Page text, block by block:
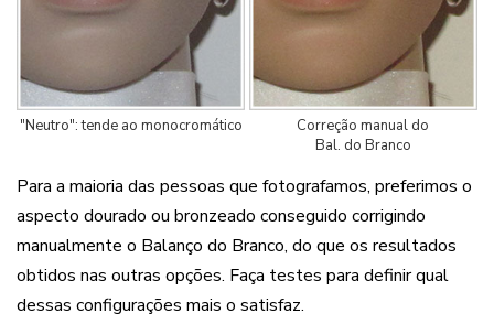
"Neutro": tende ao monocromático
Correção manual do
Bal. do Branco
Para a maioria das pessoas que fotografamos, preferimos o
aspecto dourado ou bronzeado conseguido corrigindo
manualmente o Balanço do Branco, do que os resultados
obtidos nas outras opções. Faça testes para definir qual
dessas configurações mais o satisfaz.